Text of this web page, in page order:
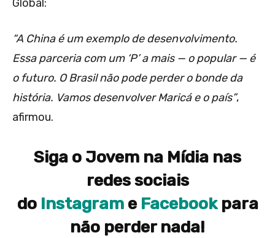
Global:
“A China é um exemplo de desenvolvimento.
Essa parceria com um ‘P’ a mais — o popular — é
o futuro. O Brasil não pode perder o bonde da
história. Vamos desenvolver Maricá e o país”,
afirmou.
Siga o Jovem na Mídia nas
redes sociais
do Instagram e Facebookpara
não perder nada!